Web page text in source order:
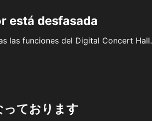
está desfasada
las funciones del Digital Concert Hall.
っております